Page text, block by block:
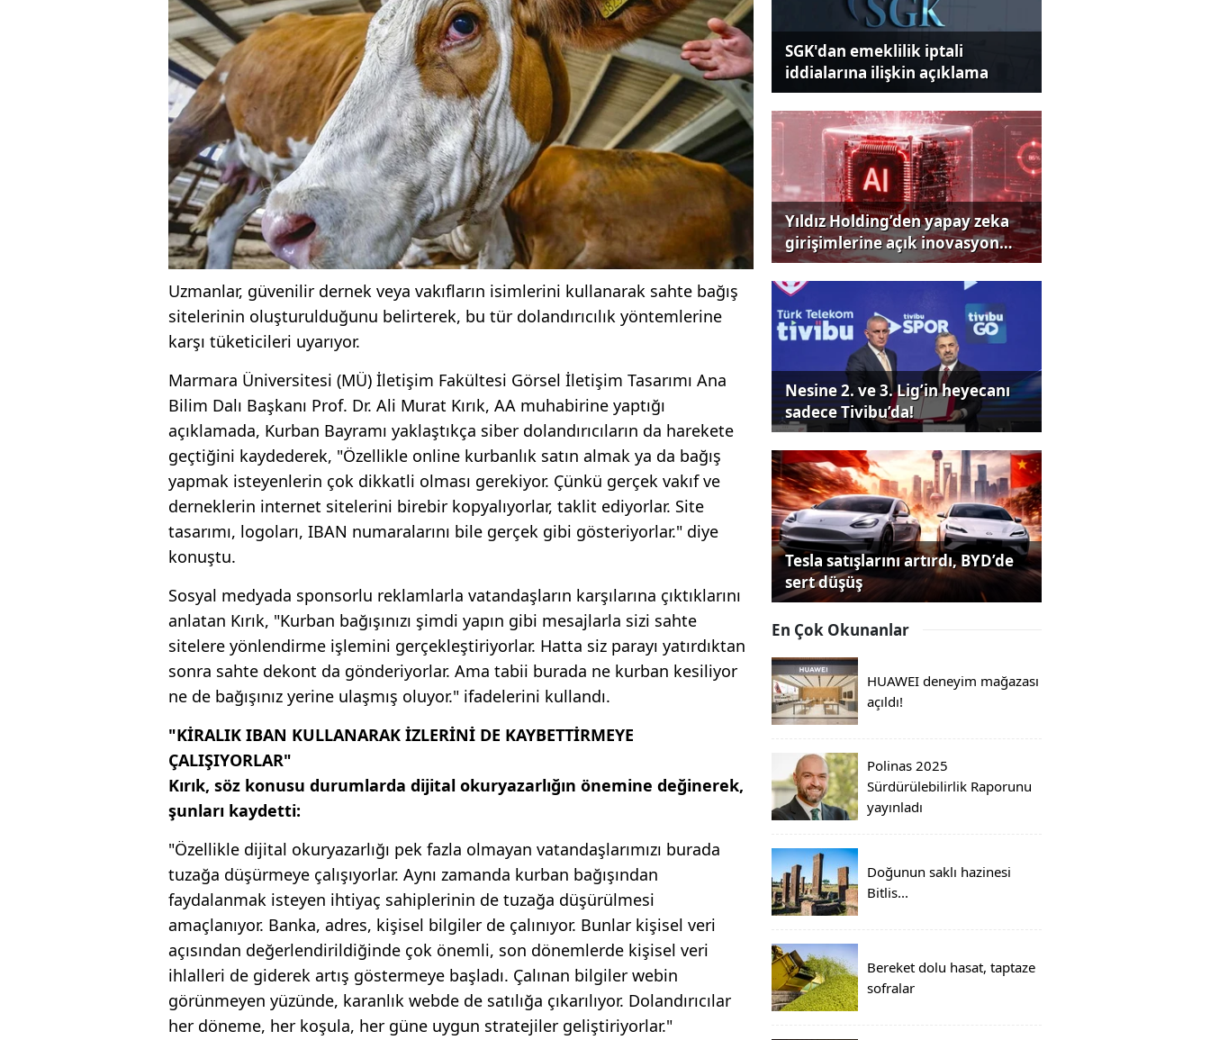
Uzmanlar, güvenilir dernek veya vakıfların isimlerini kullanarak sahte bağış
sitelerinin oluşturulduğunu belirterek, bu tür dolandırıcılık yöntemlerine
karşı tüketicileri uyarıyor.
Marmara Üniversitesi (MÜ) İletişim Fakültesi Görsel İletişim Tasarımı Ana
Bilim Dalı Başkanı Prof. Dr. Ali Murat Kırık, AA muhabirine yaptığı
açıklamada, Kurban Bayramı yaklaştıkça siber dolandırıcıların da harekete
geçtiğini kaydederek, "Özellikle online kurbanlık satın almak ya da bağış
yapmak isteyenlerin çok dikkatli olması gerekiyor. Çünkü gerçek vakıf ve
derneklerin internet sitelerini birebir kopyalıyorlar, taklit ediyorlar. Site
tasarımı, logoları, IBAN numaralarını bile gerçek gibi gösteriyorlar." diye
konuştu.
Sosyal medyada sponsorlu reklamlarla vatandaşların karşılarına çıktıklarını
anlatan Kırık, "Kurban bağışınızı şimdi yapın gibi mesajlarla sizi sahte
sitelere yönlendirme işlemini gerçekleştiriyorlar. Hatta siz parayı yatırdıktan
sonra sahte dekont da gönderiyorlar. Ama tabii burada ne kurban kesiliyor
ne de bağışınız yerine ulaşmış oluyor." ifadelerini kullandı.
"KİRALIK IBAN KULLANARAK İZLERİNİ DE KAYBETTİRMEYE
ÇALIŞIYORLAR"
Kırık, söz konusu durumlarda dijital okuryazarlığın önemine değinerek,
şunları kaydetti:
"Özellikle dijital okuryazarlığı pek fazla olmayan vatandaşlarımızı burada
tuzağa düşürmeye çalışıyorlar. Aynı zamanda kurban bağışından
faydalanmak isteyen ihtiyaç sahiplerinin de tuzağa düşürülmesi
amaçlanıyor. Banka, adres, kişisel bilgiler de çalınıyor. Bunlar kişisel veri
açısından değerlendirildiğinde çok önemli, son dönemlerde kişisel veri
ihlalleri de giderek artış göstermeye başladı. Çalınan bilgiler webin
görünmeyen yüzünde, karanlık webde de satılığa çıkarılıyor. Dolandırıcılar
her döneme, her koşula, her güne uygun stratejiler geliştiriyorlar."
SGK'dan emeklilik iptali
iddialarına ilişkin açıklama
Yıldız Holding’den yapay zeka
girişimlerine açık inovasyon
çağrısı
Nesine 2. ve 3. Lig’in heyecanı
sadece Tivibu’da!
Tesla satışlarını artırdı, BYD’de
sert düşüş
En Çok Okunanlar
HUAWEI deneyim mağazası
açıldı!
Polinas 2025
Sürdürülebilirlik Raporunu
yayınladı
Doğunun saklı hazinesi
Bitlis...
Bereket dolu hasat, taptaze
sofralar